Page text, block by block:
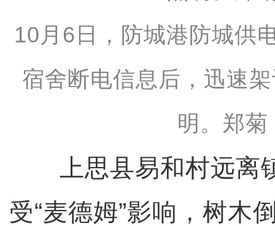
10月6日，防城港防城供
宿舍断电信息后，迅速
明。郑菊
上思县易和村远离
受“麦德姆”影响，树木